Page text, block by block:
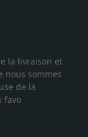
Je
lithographie,
qualité sont